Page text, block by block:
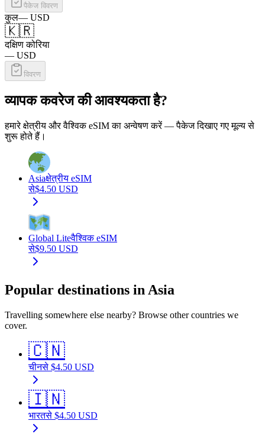
पैकेज विवरण
कुल— USD
🇰🇷
दक्षिण कोरिया
— USD
विवरण
व्यापक कवरेज की आवश्यकता है?
हमारे क्षेत्रीय और वैश्विक eSIM का अन्वेषण करें — पैकेज दिखाए गए मूल्य से
शुरू होते हैं।
Asiaक्षेत्रीय eSIM
से$4.50 USD
Global Liteवैश्विक eSIM
से$9.50 USD
Popular destinations in Asia
Travelling somewhere else nearby? Browse other countries we
cover.
🇨🇳
चीनसे $4.50 USD
🇮🇳
भारतसे $4.50 USD